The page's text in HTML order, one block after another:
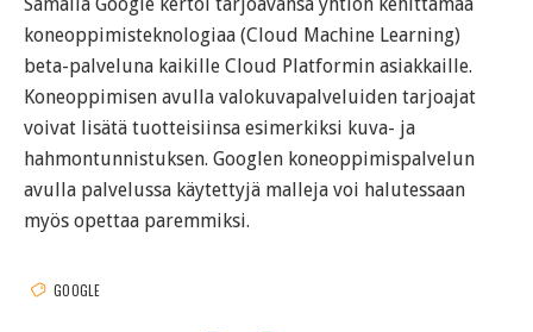
koneoppimisteknologiaa (Cloud Machine Learning)
beta-palveluna kaikille Cloud Platformin asiakkaille.
Koneoppimisen avulla valokuvapalveluiden tarjoajat
voivat lisätä tuotteisiinsa esimerkiksi kuva- ja
hahmontunnistuksen. Googlen koneoppimispalvelun
avulla palvelussa käytettyjä malleja voi halutessaan
myös opettaa paremmiksi.
GOOGLE